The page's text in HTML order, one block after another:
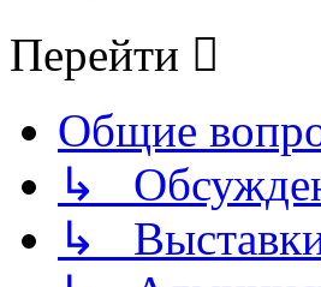
Перейти
Общие
↳
↳